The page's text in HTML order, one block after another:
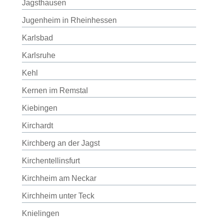
Jagsthausen
Jugenheim in Rheinhessen
Karlsbad
Karlsruhe
Kehl
Kernen im Remstal
Kiebingen
Kirchardt
Kirchberg an der Jagst
Kirchentellinsfurt
Kirchheim am Neckar
Kirchheim unter Teck
Knielingen